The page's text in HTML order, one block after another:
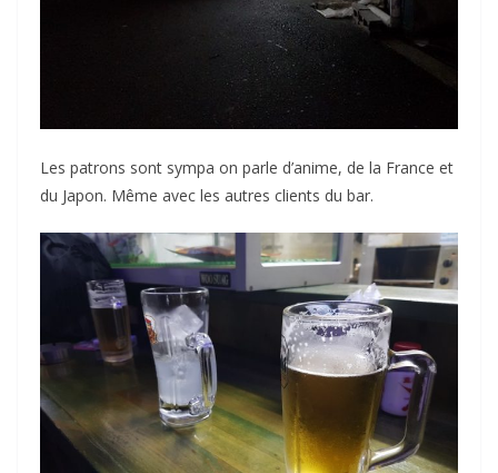
Les patrons sont sympa on parle d’anime, de la France et
du Japon. Même avec les autres clients du bar.